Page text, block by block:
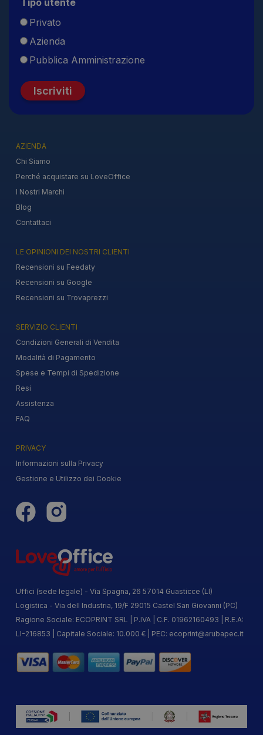
Privato
Azienda
Pubblica Amministrazione
Iscriviti
AZIENDA
Chi Siamo
Perché acquistare su LoveOffice
I Nostri Marchi
Blog
Contattaci
LE OPINIONI DEI NOSTRI CLIENTI
Recensioni su Feedaty
Recensioni su Google
Recensioni su Trovaprezzi
SERVIZIO CLIENTI
Condizioni Generali di Vendita
Modalità di Pagamento
Spese e Tempi di Spedizione
Resi
Assistenza
FAQ
PRIVACY
Informazioni sulla Privacy
Gestione e Utilizzo dei Cookie
Uffici (sede legale) - Via Spagna, 26 57014 Guasticce (LI)
Logistica - Via dell Industria, 19/F 29015 Castel San Giovanni (PC)
Ragione Sociale: ECOPRINT SRL | P.IVA | C.F. 01962160493 | R.E.A:
LI-216853 | Capitale Sociale: 10.000 € | PEC: ecoprint@arubapec.it